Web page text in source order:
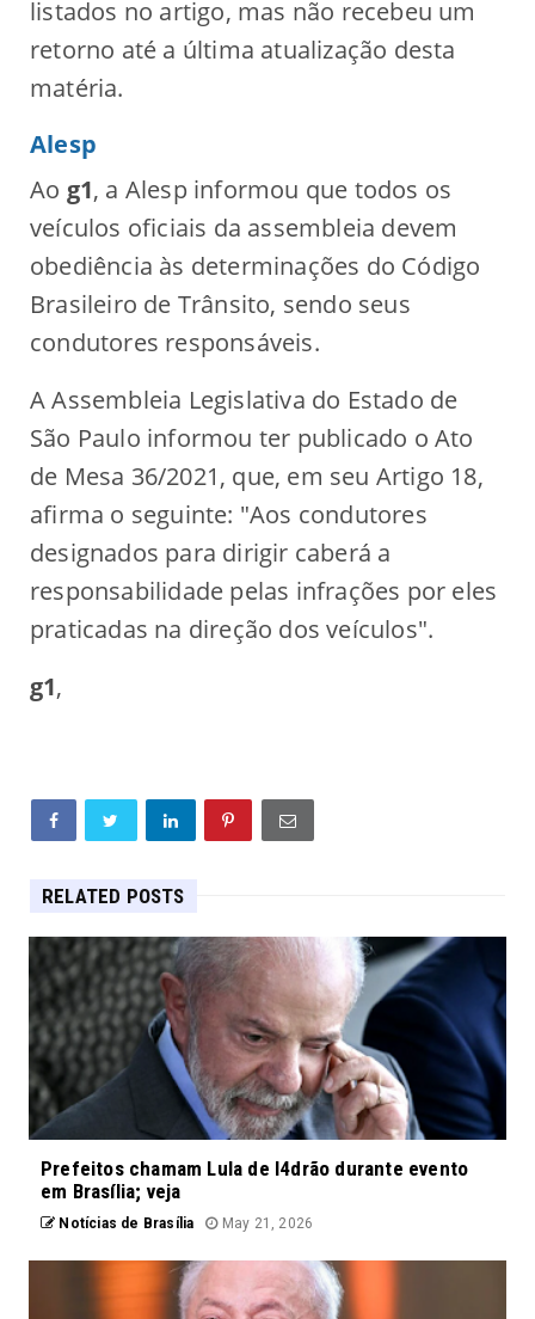
listados no artigo, mas não recebeu um
retorno até a última atualização desta
matéria.
Alesp
Ao g1, a Alesp informou que todos os
veículos oficiais da assembleia devem
obediência às determinações do Código
Brasileiro de Trânsito, sendo seus
condutores responsáveis.
A Assembleia Legislativa do Estado de
São Paulo informou ter publicado o Ato
de Mesa 36/2021, que, em seu Artigo 18,
afirma o seguinte: "Aos condutores
designados para dirigir caberá a
responsabilidade pelas infrações por eles
praticadas na direção dos veículos".
g1,
RELATED POSTS
Prefeitos chamam Lula de l4drão durante evento
em Brasília; veja
Notícias de Brasília May 21, 2026